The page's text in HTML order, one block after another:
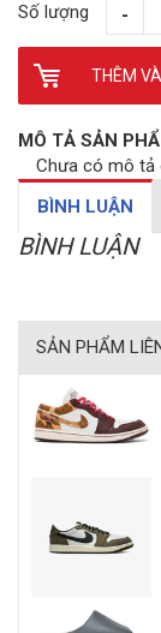
Số lượng
THÊM
MÔ TẢ SẢN
Chưa có mô tả
BÌNH LUẬN
BÌNH LUẬN
SẢN PHẨM